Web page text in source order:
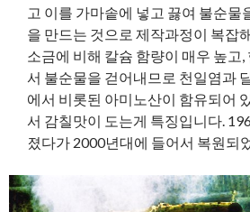
고 이를 가마솥에 넣고 끓여 불순물
을 만드는 것으로 제작과정이 복잡
소금에 비해 칼슘 함량이 매우 높고
서 불순물을 걷어내므로 천일염과
에서 비롯된 아미노산이 함유되어
서 감칠맛이 도는게 특징입니다.
졌다가 2000년대에 들어서 복원되